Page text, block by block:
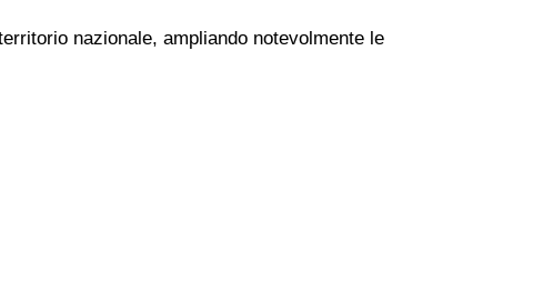
nazionale, ampliando notevolmente le